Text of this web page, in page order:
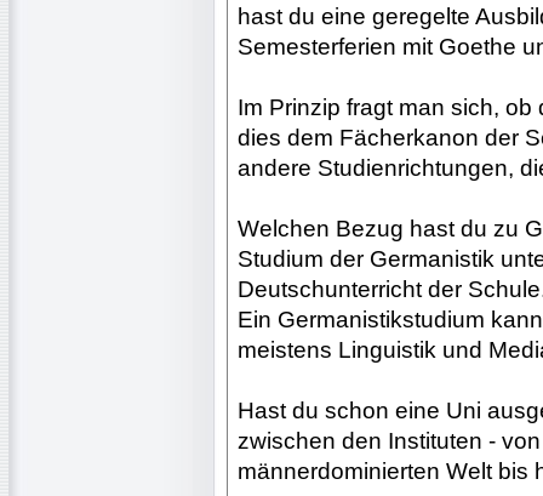
hast du eine geregelte
Semesterferien mit Goethe
Im Prinzip fragt man sich,
dies dem Fächerkanon der
andere Studienrichtungen,
Welchen Bezug hast du zu
Studium der Germanistik
Deutschunterricht der
Ein Germanistikstudium
meistens Linguistik und
Hast du schon eine Uni
zwischen den Instituten -
männerdominierten Welt bis